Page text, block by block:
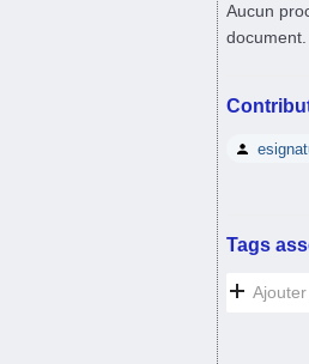
Aucun
document.
Tags